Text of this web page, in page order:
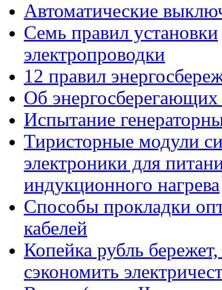
Автоматические
Семь правил установки
электропроводки
12 правил
Об энергосберегающих
Испытание
Тиристорные модули
электроники для
индукционного нагрева
Способы прокладки
кабелей
Копейка рубль
сэкономить